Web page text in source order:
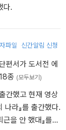
일과 중 하나다.
을 흘리느라 갈
나오는 진열대에
계심을 드러내 보
도 학교에 있다
다.
파일 신간알림 신청
편서가 도서전 에
종 (모두보기)
간했고 현재 영상
라』를 출간했다.
근을 안 했대』를